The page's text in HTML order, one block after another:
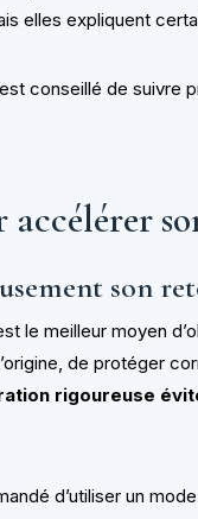
elles expliquent
conseillé de suivre
accélérer
son
le meilleur moyen
de protéger
rigoureuse
d’utiliser un